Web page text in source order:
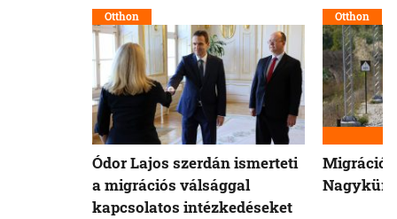
Otthon
Ódor Lajos szerdán ismerteti
a migrációs válsággal
kapcsolatos intézkedéseket
Otthon